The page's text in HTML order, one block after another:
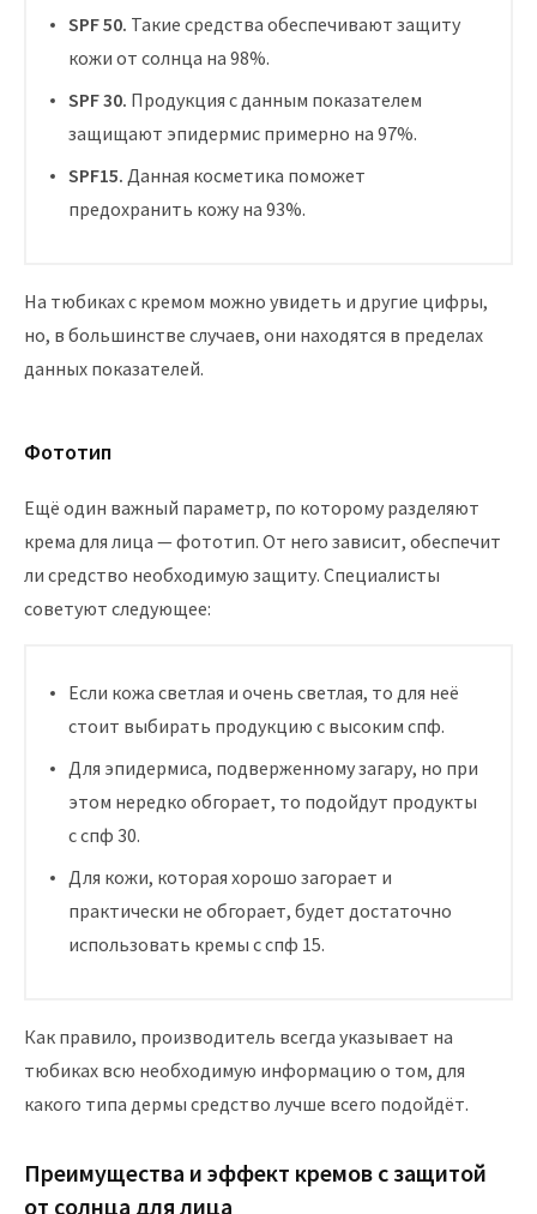
SPF 50. Такие средства обеспечивают защиту
кожи от солнца на 98%.
SPF 30. Продукция с данным показателем
защищают эпидермис примерно на 97%.
SPF15. Данная косметика поможет
предохранить кожу на 93%.
На тюбиках с кремом можно увидеть и другие цифры,
но, в большинстве случаев, они находятся в пределах
данных показателей.
Фототип
Ещё один важный параметр, по которому разделяют
крема для лица — фототип. От него зависит, обеспечит
ли средство необходимую защиту. Специалисты
советуют следующее:
Если кожа светлая и очень светлая, то для неё
стоит выбирать продукцию с высоким спф.
Для эпидермиса, подверженному загару, но при
этом нередко обгорает, то подойдут продукты
с спф 30.
Для кожи, которая хорошо загорает и
практически не обгорает, будет достаточно
использовать кремы с спф 15.
Как правило, производитель всегда указывает на
тюбиках всю необходимую информацию о том, для
какого типа дермы средство лучше всего подойдёт.
Преимущества и эффект кремов с защитой
от солнца для лица